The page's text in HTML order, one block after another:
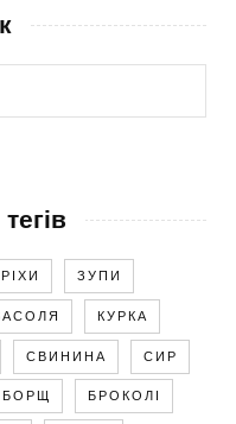
ЗУПИ
КУРКА
СВИНИНА СИР
БОРЩ БРОКОЛІ